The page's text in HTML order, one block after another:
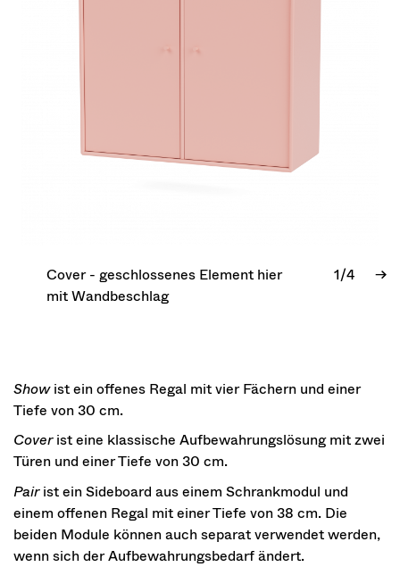
Cover - geschlossenes Element hier
mit Wandbeschlag
1/4 →
Showist ein offenes Regal mit vier Fächern und einer
Tiefe von 30 cm.
Coverist eine klassische Aufbewahrungslösung mit zwei
Türen und einer Tiefe von 30 cm.
Pairist ein Sideboard aus einem Schrankmodul und
einem offenen Regal mit einer Tiefe von 38 cm. Die
beiden Module können auch separat verwendet werden,
wenn sich der Aufbewahrungsbedarf ändert.